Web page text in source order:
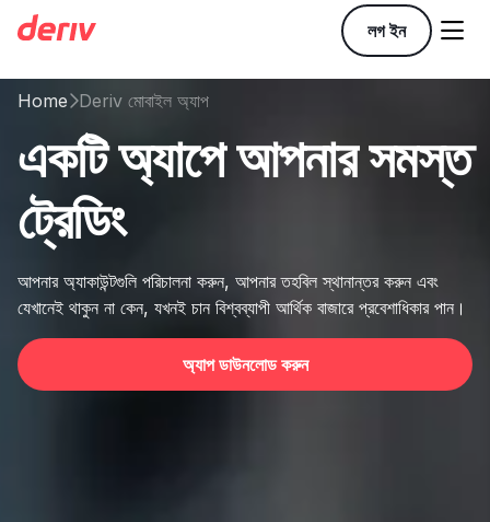
লগ ইন 
HomeDeriv মোবাইল অ্যাপ
একটি অ্যাপে আপনার সমস্ত
ট্রেডিং
আপনার অ্যাকাউন্টগুলি পরিচালনা করুন, আপনার তহবিল স্থানান্তর করুন এবং
যেখানেই থাকুন না কেন, যখনই চান বিশ্বব্যাপী আর্থিক বাজারে প্রবেশাধিকার পান।
অ্যাপ ডাউনলোড করুন